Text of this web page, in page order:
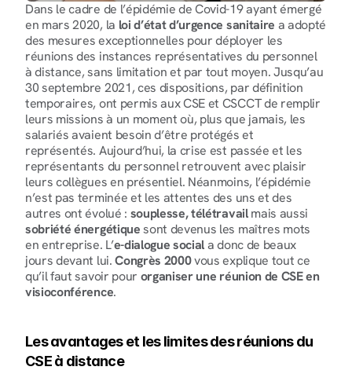
Dans le cadre de l’épidémie de Covid-19 ayant émergé
en mars 2020, la loi d’état d’urgence sanitaire a adopté
des mesures exceptionnelles pour déployer les
réunions des instances représentatives du personnel
à distance, sans limitation et par tout moyen. Jusqu’au
30 septembre 2021, ces dispositions, par définition
temporaires, ont permis aux CSE et CSCCT de remplir
leurs missions à un moment où, plus que jamais, les
salariés avaient besoin d’être protégés et
représentés. Aujourd’hui, la crise est passée et les
représentants du personnel retrouvent avec plaisir
leurs collègues en présentiel. Néanmoins, l’épidémie
n’est pas terminée et les attentes des uns et des
autres ont évolué : souplesse, télétravail mais aussi
sobriété énergétique sont devenus les maîtres mots
en entreprise. L’e-dialogue social a donc de beaux
jours devant lui. Congrès 2000 vous explique tout ce
qu’il faut savoir pour organiser une réunion de CSE en
visioconférence.
Les avantages et les limites des réunions du
CSE à distance